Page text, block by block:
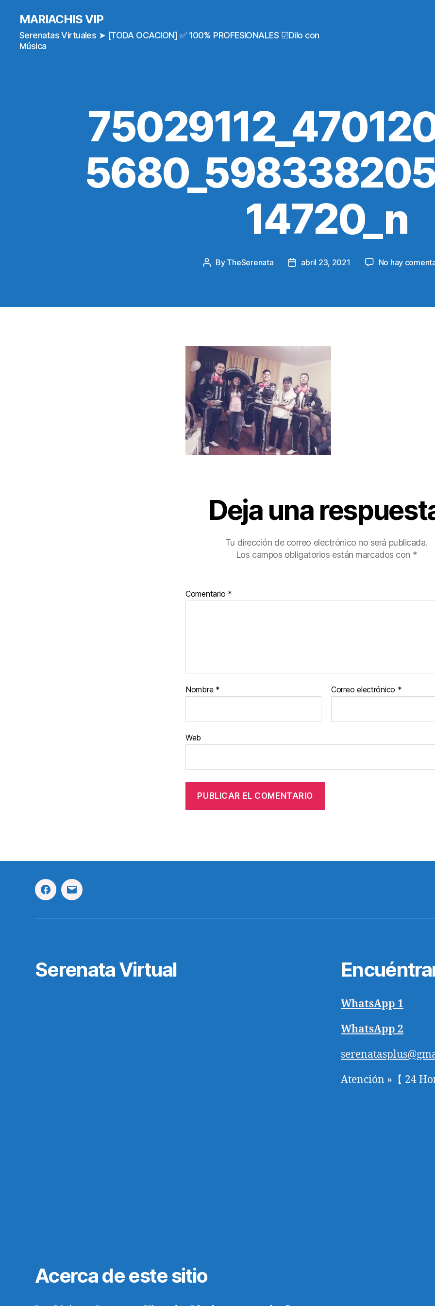
MARIACHIS VIP
Serenatas Virtuales ➤ [TODA OCACION] ✅ 100% PROFESIONALES ☑Dilo con
Música
14720_n
Post
By TheSerenata
Postabril 23, 2021 No hay
Deja una
Tu dirección de correo electrónico no será publicada.
Los campos obligatorios están marcados con *
Comentario *
Nombre * Correo electrónico *
Web
FacebookCorreo
Serenata Virtual
Acerca de este sitio
WhatsApp 1
WhatsApp 2
Atención »【 24